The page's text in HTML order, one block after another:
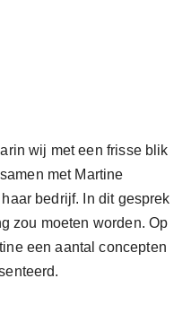
wij met een frisse blik
met Martine
bedrijf. In dit gesprek
zou moeten worden. Op
een aantal concepten